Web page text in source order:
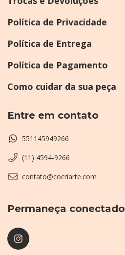
Política de Privacidade
Política de Entrega
Política de Pagamento
Como cuidar da sua peça
Entre em contato
551145949266
(11) 4594-9266
contato@cocriarte.com
Permaneça conectado